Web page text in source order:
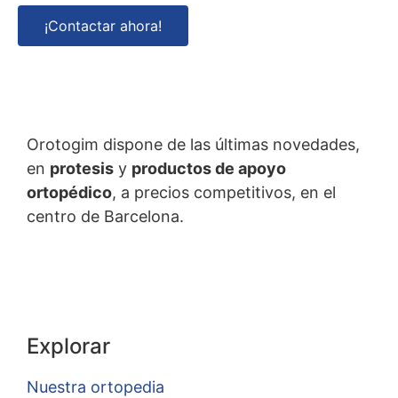
¡Contactar ahora!
Orotogim dispone de las últimas novedades,
en protesis y productos de apoyo
ortopédico, a precios competitivos, en el
centro de Barcelona.
Explorar
Nuestra ortopedia